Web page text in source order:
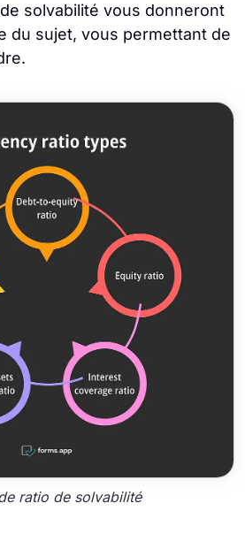
solvabilité vous donneront
du sujet, vous permettant de
ratio de solvabilité